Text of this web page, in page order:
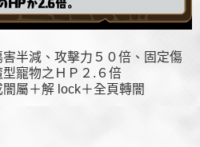
半減、攻擊力５０倍、固定傷
寵物之ＨＰ２.６倍
屬＋解 lock＋全頁轉闇